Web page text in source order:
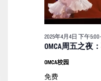
OMCA周五之夜
2025年4月4日 下午5:00
OMCA校园
免费